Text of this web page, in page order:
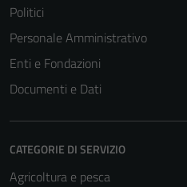
Politici
Personale Amministrativo
Enti e Fondazioni
Documenti e Dati
CATEGORIE DI SERVIZIO
Agricoltura e pesca